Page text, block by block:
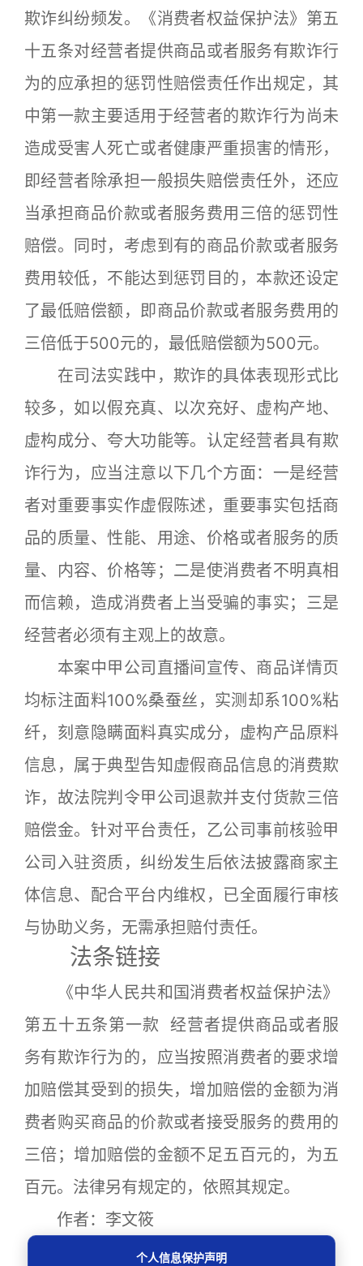
欺诈纠纷频发。《消费者权益保护法》第五
十五条对经营者提供商品或者服务有欺诈行
为的应承担的惩罚性赔偿责任作出规定，其
中第一款主要适用于经营者的欺诈行为尚未
造成受害人死亡或者健康严重损害的情形，
即经营者除承担一般损失赔偿责任外，还应
当承担商品价款或者服务费用三倍的惩罚性
赔偿。同时，考虑到有的商品价款或者服务
费用较低，不能达到惩罚目的，本款还设定
了最低赔偿额，即商品价款或者服务费用的
三倍低于500元的，最低赔偿额为500元。
在司法实践中，欺诈的具体表现形式比
较多，如以假充真、以次充好、虚构产地、
虚构成分、夸大功能等。认定经营者具有欺
诈行为，应当注意以下几个方面：一是经营
者对重要事实作虚假陈述，重要事实包括商
品的质量、性能、用途、价格或者服务的质
量、内容、价格等；二是使消费者不明真相
而信赖，造成消费者上当受骗的事实；三是
经营者必须有主观上的故意。
本案中甲公司直播间宣传、商品详情页
均标注面料100%桑蚕丝，实测却系100%粘
纤，刻意隐瞒面料真实成分，虚构产品原料
信息，属于典型告知虚假商品信息的消费欺
诈，故法院判令甲公司退款并支付货款三倍
赔偿金。针对平台责任，乙公司事前核验甲
公司入驻资质，纠纷发生后依法披露商家主
体信息、配合平台内维权，已全面履行审核
与协助义务，无需承担赔付责任。
法条链接
《中华人民共和国消费者权益保护法》
第五十五条第一款 经营者提供商品或者服
务有欺诈行为的，应当按照消费者的要求增
加赔偿其受到的损失，增加赔偿的金额为消
费者购买商品的价款或者接受服务的费用的
三倍；增加赔偿的金额不足五百元的，为五
百元。法律另有规定的，依照其规定。
作者：李文筱
来源：济南市槐荫区法院 山东高法
个人信息保护声明